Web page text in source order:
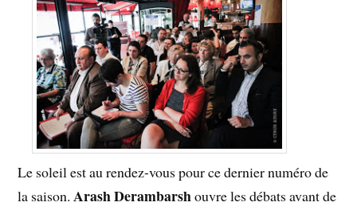
Le soleil est au rendez-vous pour ce dernier numéro de
la saison. Arash Derambarshouvre les débats avant de